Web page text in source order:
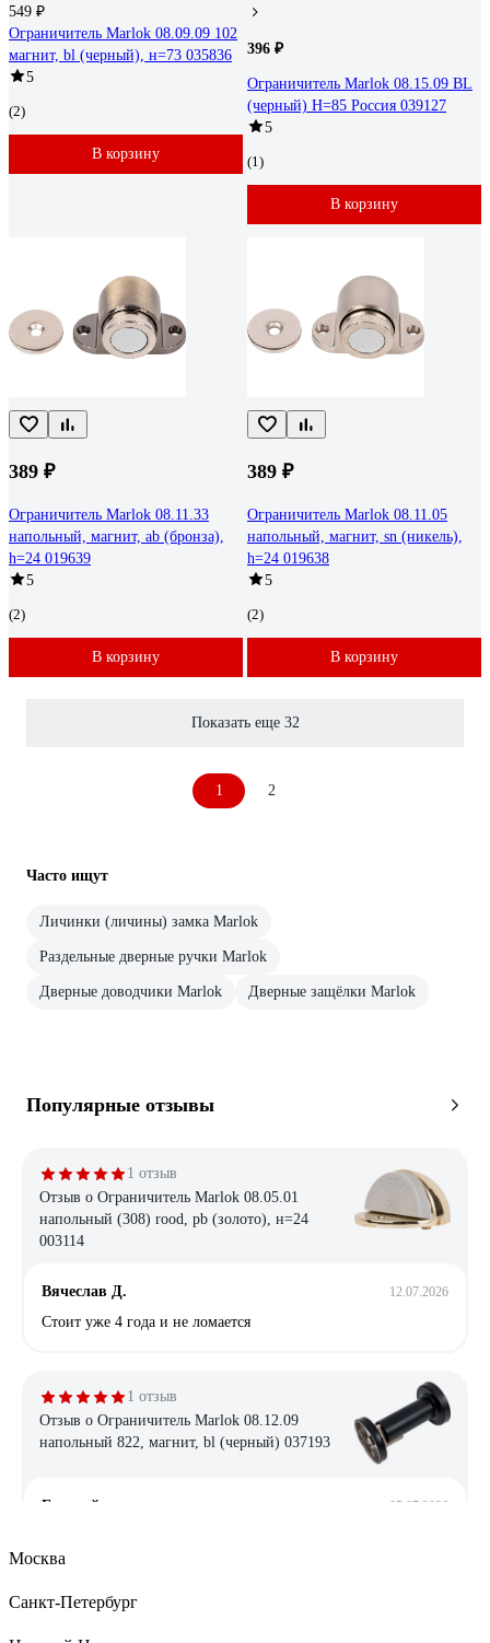
549 ₽
Ограничитель Marlok 08.09.09 102
магнит, bl (черный), н=73 035836
5
(2)
В корзину
396 ₽
Ограничитель Marlok 08.15.09 BL
(черный) H=85 Россия 039127
5
(1)
В корзину
389 ₽
Ограничитель Marlok 08.11.33
напольный, магнит, ab (бронза),
h=24 019639
5
(2)
В корзину
389 ₽
Ограничитель Marlok 08.11.05
напольный, магнит, sn (никель),
h=24 019638
5
(2)
В корзину
Показать еще 32
1 2
Часто ищут
Личинки (личины) замка Marlok
Раздельные дверные ручки Marlok
Дверные доводчики Marlok Дверные защёлки Marlok
Популярные отзывы
1 отзыв
Отзыв о Ограничитель Marlok 08.05.01
напольный (308) rood, pb (золото), н=24
003114
Вячеслав Д. 12.07.2026
Стоит уже 4 года и не ломается
1 отзыв
Отзыв о Ограничитель Marlok 08.12.09
напольный 822, магнит, bl (черный) 037193
Евгений 05.07.2026
4 отзыва
Москва
Санкт-Петербург